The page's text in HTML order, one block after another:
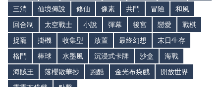
三消
仙境傳說 修仙 像素 共鬥 冒險
和風
回合制
太空戰士 小說 彈幕 後宮 戀愛
戰棋
捉寵
掛機 收集型 放置 最終幻想
末日生存
格鬥
棒球 水墨風 沉浸式卡牌 沙盒
海戰
海賊王
落櫻散華抄 跑酷 金光布袋戲
開放世界